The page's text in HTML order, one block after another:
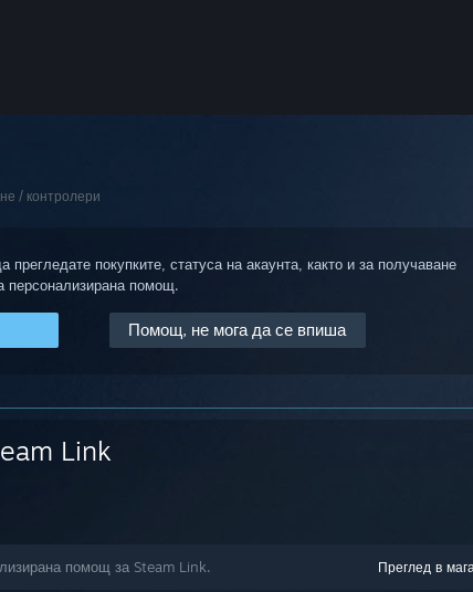
/ контролери
покупките, статуса на акаунта, както и за получаване
персонализирана помощ.
Помощ, не мога да се впиша
Link
Преглед в
помощ за Steam Link.